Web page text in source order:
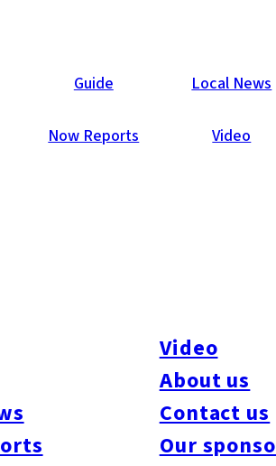
Guide Local News
Now Reports Video
Video
About us
Contact us
Our
目的流行新趨勢
樣性與咖啡廳優雅又專業氣氛，同時還具備